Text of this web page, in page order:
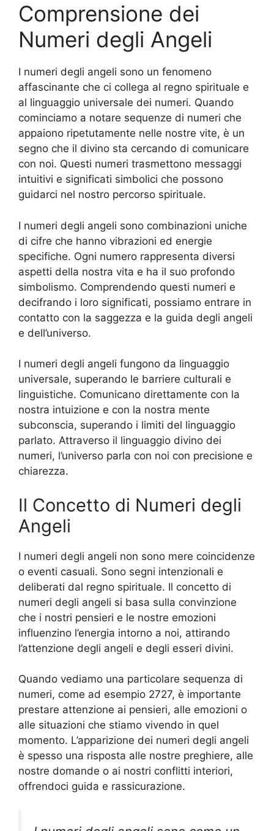
Comprensione dei
Numeri degli Angeli
I numeri degli angeli sono un fenomeno
affascinante che ci collega al regno spirituale e
al linguaggio universale dei numeri. Quando
cominciamo a notare sequenze di numeri che
appaiono ripetutamente nelle nostre vite, è un
segno che il divino sta cercando di comunicare
con noi. Questi numeri trasmettono messaggi
intuitivi e significati simbolici che possono
guidarci nel nostro percorso spirituale.
I numeri degli angeli sono combinazioni uniche
di cifre che hanno vibrazioni ed energie
specifiche. Ogni numero rappresenta diversi
aspetti della nostra vita e ha il suo profondo
simbolismo. Comprendendo questi numeri e
decifrando i loro significati, possiamo entrare in
contatto con la saggezza e la guida degli angeli
e dell’universo.
I numeri degli angeli fungono da linguaggio
universale, superando le barriere culturali e
linguistiche. Comunicano direttamente con la
nostra intuizione e con la nostra mente
subconscia, superando i limiti del linguaggio
parlato. Attraverso il linguaggio divino dei
numeri, l’universo parla con noi con precisione e
chiarezza.
Il Concetto di Numeri degli
Angeli
I numeri degli angeli non sono mere coincidenze
o eventi casuali. Sono segni intenzionali e
deliberati dal regno spirituale. Il concetto di
numeri degli angeli si basa sulla convinzione
che i nostri pensieri e le nostre emozioni
influenzino l’energia intorno a noi, attirando
l’attenzione degli angeli e degli esseri divini.
Quando vediamo una particolare sequenza di
numeri, come ad esempio 2727, è importante
prestare attenzione ai pensieri, alle emozioni o
alle situazioni che stiamo vivendo in quel
momento. L’apparizione dei numeri degli angeli
è spesso una risposta alle nostre preghiere, alle
nostre domande o ai nostri conflitti interiori,
offrendoci guida e rassicurazione.